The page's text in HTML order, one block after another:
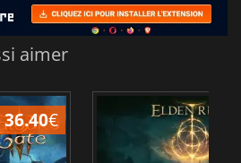
aimer
36.40€